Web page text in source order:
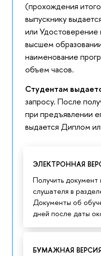
(прохождения
выпускнику
или Удостоверение
высшем
наименование
объем часов.
Студентам
запросу. После
при предъявлении
выдается Диплом
ЭЛЕКТРОННАЯ
Получить
слушателя в
Документы об
дней после даты
БУМАЖНАЯ